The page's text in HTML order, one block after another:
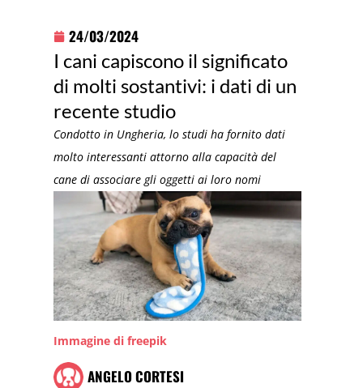
24/03/2024
I cani capiscono il significato
di molti sostantivi: i dati di un
recente studio
Condotto in Ungheria, lo studi ha fornito dati
molto interessanti attorno alla capacità del
cane di associare gli oggetti ai loro nomi
Immagine di freepik
ANGELO CORTESI